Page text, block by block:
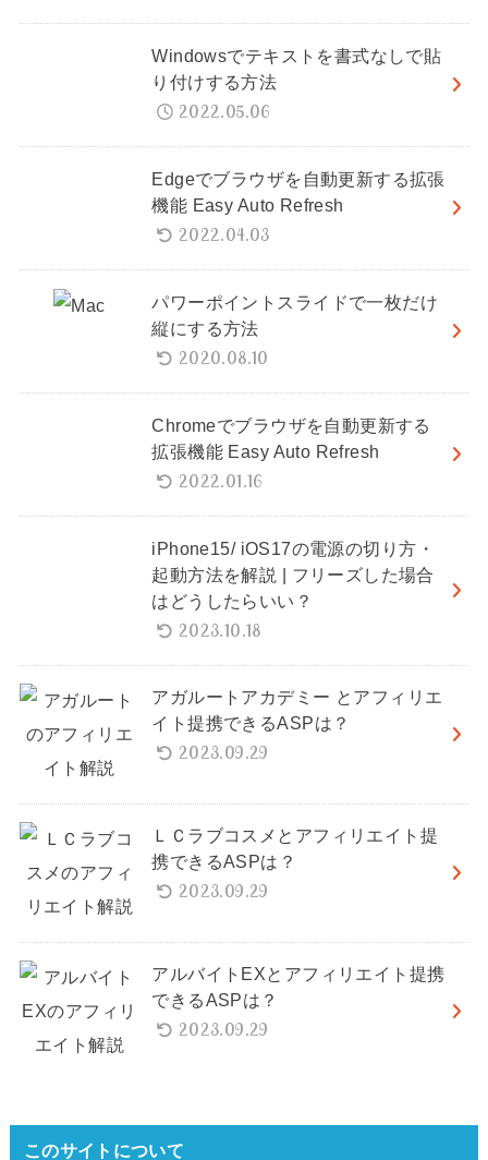
Windowsでテキストを書式なしで貼
り付けする方法
2022.05.06
Edgeでブラウザを自動更新する拡張
機能 Easy Auto Refresh
2022.04.03
パワーポイントスライドで一枚だけ
縦にする方法
2020.08.10
Chromeでブラウザを自動更新する
拡張機能 Easy Auto Refresh
2022.01.16
iPhone15/ iOS17の電源の切り方・
起動方法を解説 | フリーズした場合
はどうしたらいい？
2023.10.18
アガルートアカデミー とアフィリエ
イト提携できるASPは？
2023.09.29
ＬＣラブコスメとアフィリエイト提
携できるASPは？
2023.09.29
アルバイトEXとアフィリエイト提携
できるASPは？
2023.09.29
このサイトについて